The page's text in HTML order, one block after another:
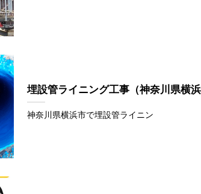
埋設管ライニング工事（神奈川県横浜
神奈川県横浜市で埋設管ライニン